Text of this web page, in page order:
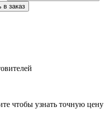
чтобы узнать точную цену